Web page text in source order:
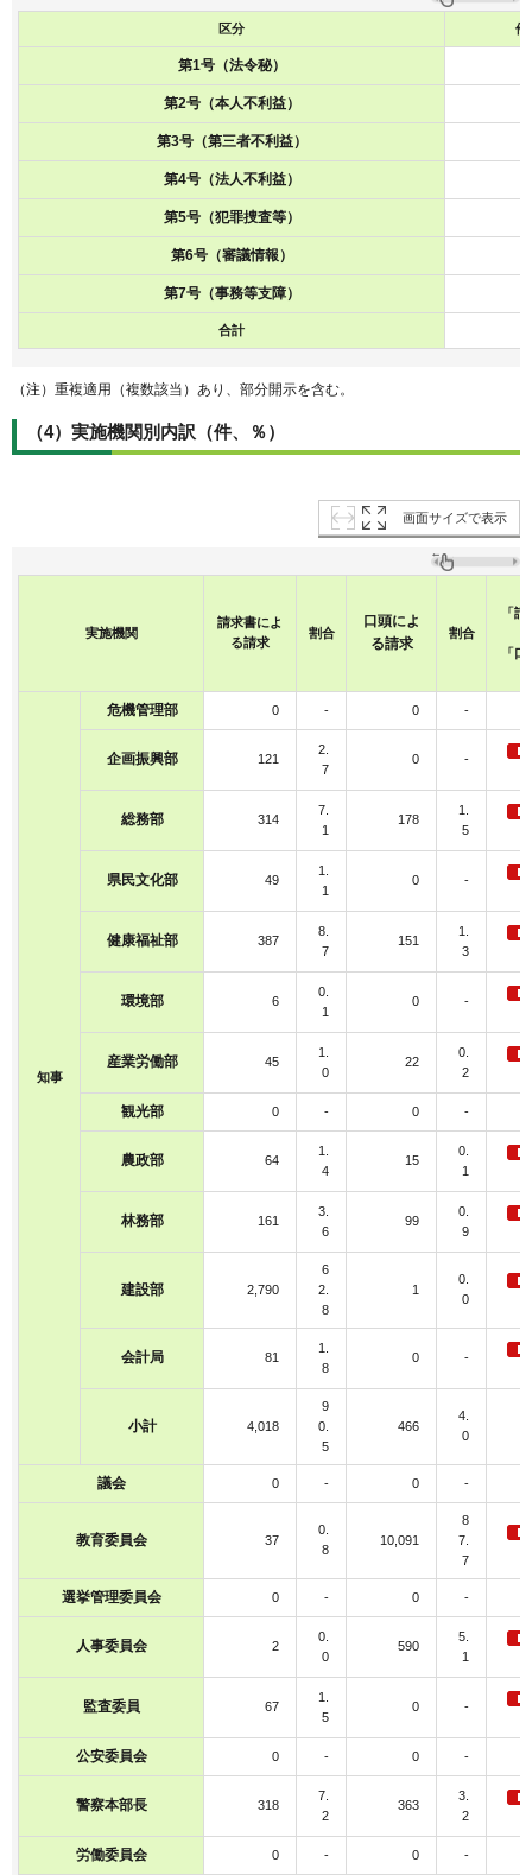
区分 件
第1号（法令秘）
第2号（本人不利益）
第3号（第三者不利益）
第4号（法人不利益）
第5号（犯罪捜査等）
第6号（審議情報）
第7号（事務等支障）
合計
（注）重複適用（複数該当）あり、部分開示を含む。
（4）実施機関別内訳（件、％）
画面サイズで表示
実施機関
請求書によ
る請求
割合
口頭によ
る請求
割合
「
「
知事
危機管理部 0 - 0 -
企画振興部 121
2.
7
0 -
総務部 314
7.
1
178
1.
5
県民文化部 49
1.
1
0 -
健康福祉部 387
8.
7
151
1.
3
環境部 6
0.
1
0 -
産業労働部 45
1.
0
22
0.
2
観光部 0 - 0 -
農政部 64
1.
4
15
0.
1
林務部 161
3.
6
99
0.
9
建設部 2,790
6
2.
8
1
0.
0
会計局 81
1.
8
0 -
小計 4,018
9
0.
5
466
4.
0
議会 0 - 0 -
教育委員会 37
0.
8
10,091
8
7.
7
選挙管理委員会 0 - 0 -
人事委員会 2
0.
0
590
5.
1
監査委員 67
1.
5
0 -
公安委員会 0 - 0 -
警察本部長 318
7.
2
363
3.
2
労働委員会 0 - 0 -